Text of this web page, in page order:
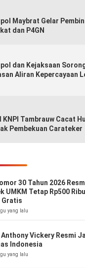
Maybrat Gelar
dan P4GN
dan Kejaksaan
Aliran Kepercayaan
KNPI Tambrauw Cacat
Pembekuan Carateker
30 Tahun 2026
UMKM Tetap Rp500
Gratis
yang lalu
Anthony Vickery Resmi
Indonesia
yang lalu